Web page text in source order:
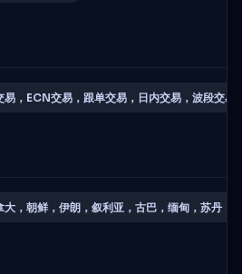
易，ECN交易，跟单交易，日内交易，波段交
大，朝鲜，伊朗，叙利亚，古巴，缅甸，苏丹，